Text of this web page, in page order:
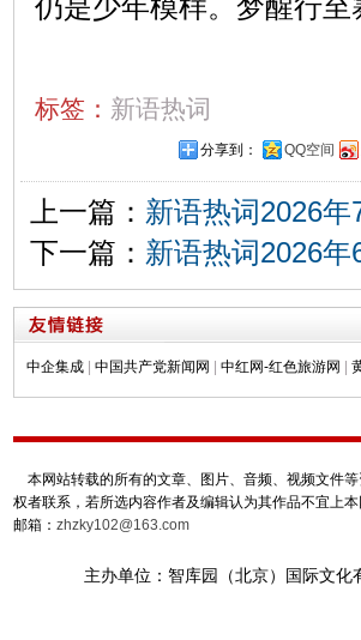
仍是少年模样。梦醒行
标签： 新语热词
分享到： QQ空间
上一篇： 新语热词2026年
下一篇： 新语热词2026年
中企集成 中国共产党新闻网 中红网-红色旅游网
本网站转载的所有的文章、图片、音频、视频文件
权者联系，若所选内容作者及编辑认为其作品不宜上
邮箱： zhzky102@163.com
主办单位：智库园（北京）国际文